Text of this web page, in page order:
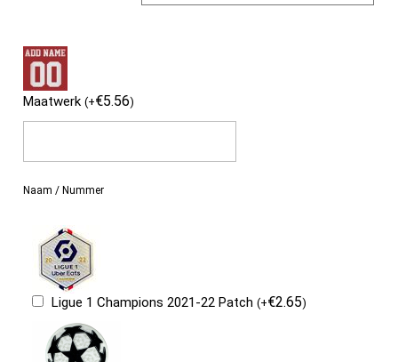
Maatwerk(+€5.56)
Naam / Nummer
Ligue 1 Champions 2021-22 Patch(+€2.65)